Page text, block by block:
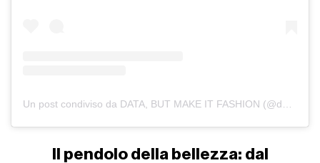
Il pendolo della bellezza: dal